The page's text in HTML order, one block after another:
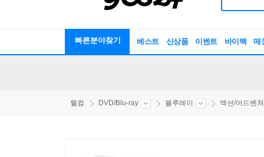
빠른분야찾기 베스트 신상품 이벤트 바이백 매
웰컴 DVD/Blu-ray 블루레이 액션/어드벤